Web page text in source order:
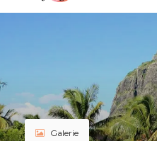
Galerie